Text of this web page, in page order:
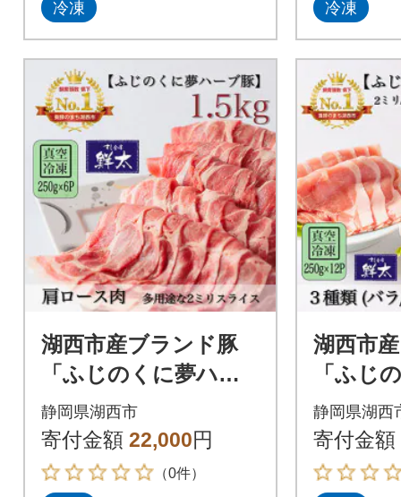
冷凍 冷凍
湖西市産ブランド豚
「ふじのくに夢ハー
ブ豚」肩ロース肉2ミ
リスライス1.5Kg(250
g×6)真空冷凍
静岡県湖西市
寄付金額 22,000円
（0件）
湖西市
「ふじ
ブ豚」3
リ)計
真空冷凍
静岡県湖西
寄付金額